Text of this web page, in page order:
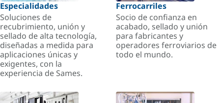
Especialidades
Soluciones de
recubrimiento, unión y
sellado de alta tecnología,
diseñadas a medida para
aplicaciones únicas y
exigentes, con la
experiencia de Sames.
Ferrocarriles
Socio de confianza en
acabado, sellado y unión
para fabricantes y
operadores ferroviarios de
todo el mundo.